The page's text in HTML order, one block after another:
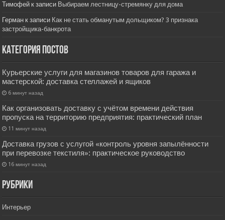
Тимофей к записи Выбираем лестницу-стремянку для дома
Герман к записи Как не стать обманутым дольщиком? 3 признака
застройщика-банкрота
Категория постов
Курьерские услуги для магазинов товаров для гаража и
мастерской: доставка стеллажей и ящиков
6 минут назад
Как организовать доставку с учётом времени действия
пропуска на территорию предприятия: практический план
11 минут назад
Доставка грузов с услугой «контроль уровня запылённости
при перевозке текстиля»: практическое руководство
16 минут назад
РУбрики
Интерьер